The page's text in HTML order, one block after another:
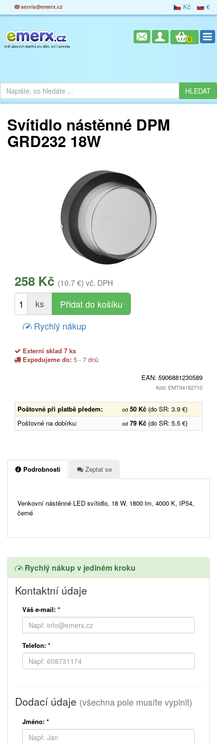
servis@emerx.cz Kč €
0
Svítidlo nástěnné DPM
GRD232 18W
258 Kč (10.7 €) vč. DPH
ks
Rychlý nákup
Externí sklad 7 ks
Expedujeme do: 5 - 7 dnů
EAN: 5906881230589
Kód: EMT04182710
Poštovné při platbě předem: od 50 Kč (do SR: 3.9 €)
Poštovné na dobírku:
od 79 Kč (do SR: 5.5 €)
Podrobnosti Zeptat se
Venkovní nástěnné LED svítidlo, 18 W, 1800 lm, 4000 K, IP54,
černé
Rychlý nákup v jediném kroku
Kontaktní údaje
Váš e-mail: *
Telefon: *
Dodací údaje (všechna pole musíte vyplnit)
Jméno: *